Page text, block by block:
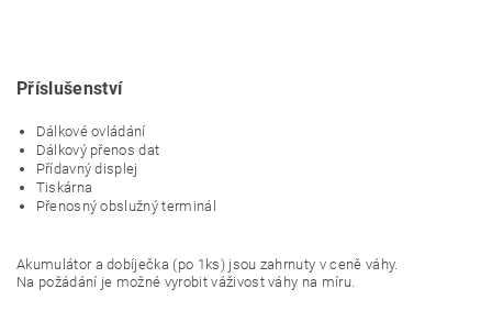
Příslušenství
Dálkové ovládání
Dálkový přenos dat
Přídavný displej
Tiskárna
Přenosný obslužný terminál
Akumulátor a dobíječka (po 1ks) jsou zahrnuty v ceně váhy.
Na požádání je možné vyrobit váživost váhy na míru.